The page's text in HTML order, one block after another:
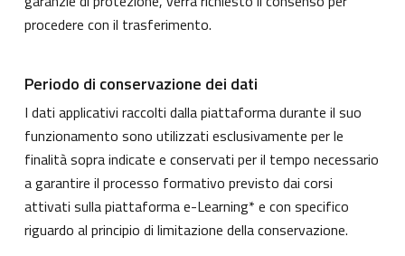
procedere con il trasferimento.
Periodo di conservazione dei dati
I dati applicativi raccolti dalla piattaforma durante il suo
funzionamento sono utilizzati esclusivamente per le
finalità sopra indicate e conservati per il tempo necessario
a garantire il processo formativo previsto dai corsi
attivati sulla piattaforma e-Learning* e con specifico
riguardo al principio di limitazione della conservazione.